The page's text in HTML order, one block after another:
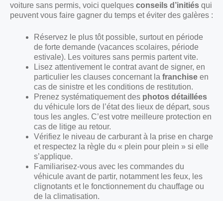
voiture sans permis, voici quelques conseils d’initiés qui
peuvent vous faire gagner du temps et éviter des galères :
Réservez le plus tôt possible, surtout en période
de forte demande (vacances scolaires, période
estivale). Les voitures sans permis partent vite.
Lisez attentivement le contrat avant de signer, en
particulier les clauses concernant la franchise en
cas de sinistre et les conditions de restitution.
Prenez systématiquement des photos détaillées
du véhicule lors de l’état des lieux de départ, sous
tous les angles. C’est votre meilleure protection en
cas de litige au retour.
Vérifiez le niveau de carburant à la prise en charge
et respectez la règle du « plein pour plein » si elle
s’applique.
Familiarisez-vous avec les commandes du
véhicule avant de partir, notamment les feux, les
clignotants et le fonctionnement du chauffage ou
de la climatisation.